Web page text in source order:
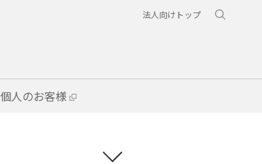
法人向けトップ
個人のお客様